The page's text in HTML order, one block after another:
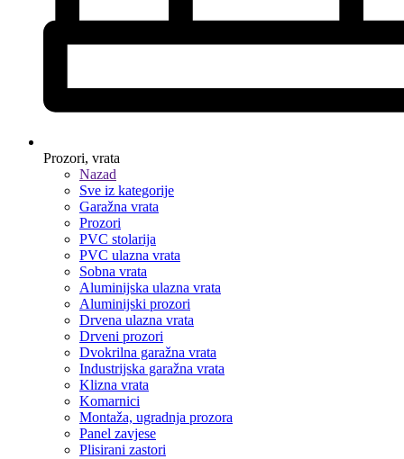
Prozori, vrata
Nazad
Sve iz kategorije
Garažna vrata
Prozori
PVC stolarija
PVC ulazna vrata
Sobna vrata
Aluminijska ulazna vrata
Aluminijski prozori
Drvena ulazna vrata
Drveni prozori
Dvokrilna garažna vrata
Industrijska garažna vrata
Klizna vrata
Komarnici
Montaža, ugradnja prozora
Panel zavjese
Plisirani zastori